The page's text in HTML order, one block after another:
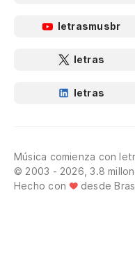
letrasmusbr
letras
letras
Música comienza con
© 2003 - 2026, 3.8
Hecho con
desde